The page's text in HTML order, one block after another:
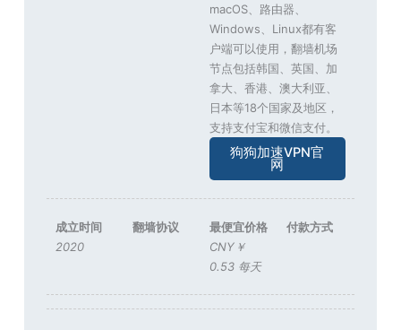
macOS、路由器、
Windows、Linux都有客
户端可以使用，翻墙机场
节点包括韩国、英国、加
拿大、香港、澳大利亚、
日本等18个国家及地区，
支持支付宝和微信支付。
狗狗加速VPN官
网
成立时间
2020
翻墙协议
最便宜价格
CNY￥
0.53 每天
付款方式